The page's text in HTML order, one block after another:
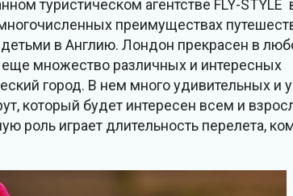
туристическом агентстве FLY-
преимуществах
в Англию. Лондон прекрасен в
множество различных и интересных
город. В нем много удивительных и
который будет интересен всем и
роль играет длительность перелета,